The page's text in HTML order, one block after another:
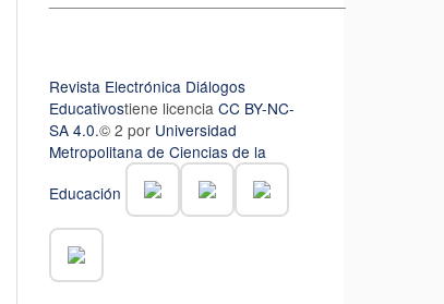
Revista Electrónica Diálogos
Educativostiene licencia CC BY-NC-
SA 4.0.© 2 por Universidad
Metropolitana de Ciencias de la
Educación